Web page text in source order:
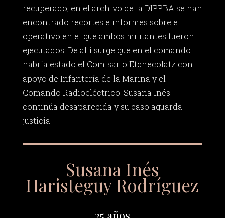
recuperado, en el archivo de la DIPPBA se han
encontrado recortes e informes sobre el
operativo en el que ambos militantes fueron
ejecutados. De allí surge que en el comando
habría estado el Comisario Etchecolatz con
apoyo de Infantería de la Marina y el
Comando Radioeléctrico. Susana Inés
continúa desaparecida y su caso aguarda
justicia.
Susana Inés
Haristeguy Rodríguez